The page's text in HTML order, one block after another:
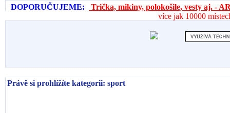
DOPORUČUJEME:
Trička, mikiny, polokošile, vesty aj. -
více jak 10000
Právě si prohlížíte kategorii: sport